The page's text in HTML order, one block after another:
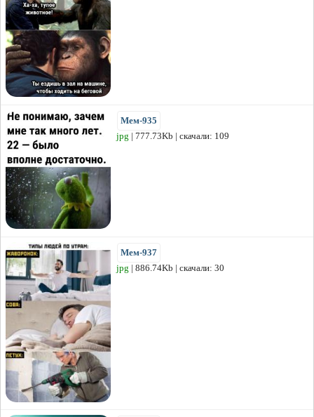
Мем-935
jpg | 777.73Kb | скачали: 109
Мем-937
jpg | 886.74Kb | скачали: 30